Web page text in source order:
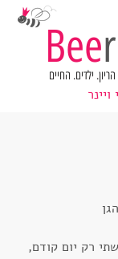
Bee
ילדים. החיים
רק יום קודם,